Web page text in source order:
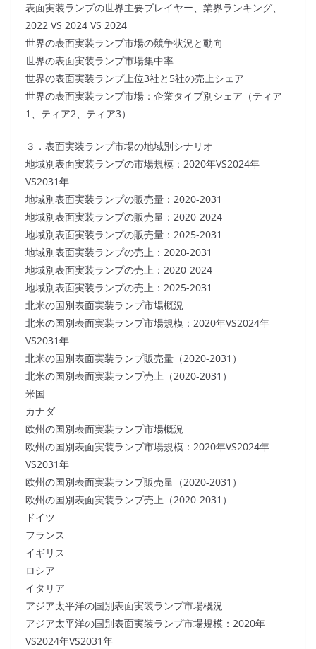
表面実装ランプの世界主要プレイヤー、業界ランキング、
2022 VS 2024 VS 2024
世界の表面実装ランプ市場の競争状況と動向
世界の表面実装ランプ市場集中率
世界の表面実装ランプ上位3社と5社の売上シェア
世界の表面実装ランプ市場：企業タイプ別シェア（ティア
1、ティア2、ティア3）
３．表面実装ランプ市場の地域別シナリオ
地域別表面実装ランプの市場規模：2020年VS2024年
VS2031年
地域別表面実装ランプの販売量：2020-2031
地域別表面実装ランプの販売量：2020-2024
地域別表面実装ランプの販売量：2025-2031
地域別表面実装ランプの売上：2020-2031
地域別表面実装ランプの売上：2020-2024
地域別表面実装ランプの売上：2025-2031
北米の国別表面実装ランプ市場概況
北米の国別表面実装ランプ市場規模：2020年VS2024年
VS2031年
北米の国別表面実装ランプ販売量（2020-2031）
北米の国別表面実装ランプ売上（2020-2031）
米国
カナダ
欧州の国別表面実装ランプ市場概況
欧州の国別表面実装ランプ市場規模：2020年VS2024年
VS2031年
欧州の国別表面実装ランプ販売量（2020-2031）
欧州の国別表面実装ランプ売上（2020-2031）
ドイツ
フランス
イギリス
ロシア
イタリア
アジア太平洋の国別表面実装ランプ市場概況
アジア太平洋の国別表面実装ランプ市場規模：2020年
VS2024年VS2031年